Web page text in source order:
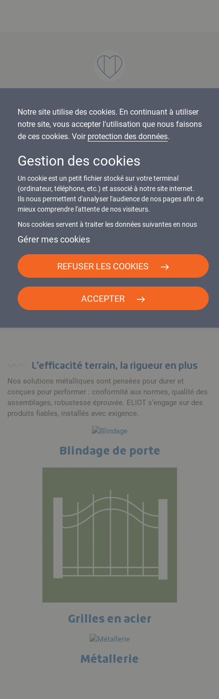
Portes certifiées
Réseau national de professionnels
L’efficacité terrain, la rigueur en plus
Nos solutions métalliques sont pensées pour durer et
conçues pour performer : conformité aux normes, qualité des
assemblages, robustesse éprouvée. ELIOT s’engage sur des
produits fiables, installés avec exigence.
Blindage de porte
Grilles en acier
Métallerie
Notre site utilise des cookies. En continuant à utiliser
notre site, vous accepter l'utilisation que nous faisons
de ces cookies. Voir protection des données.
Gestion des cookies
Un cookie est un petit fichier stocké sur votre terminal
(ordinateur, téléphone, etc.) et associé à notre site internet.
Ils nous permettent d'analyser l'audience de nos pages afin de
mieux comprendre l'attente de nos visiteurs.
Nos cookies servent à traiter les données suivantes en nous
basant sur votre consentement et/ou notre intérêt légitime :
contenus personnalisés, mesure de performance du contenu,
données d’audience, ...
Gérer mes cookies
REFUSER LES COOKIES
ACCEPTER